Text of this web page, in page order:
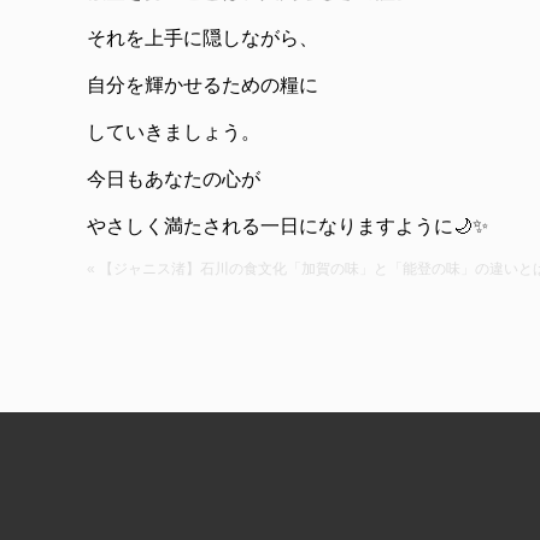
それを上手に隠しながら、
自分を輝かせるための糧に
していきましょう。
今日もあなたの心が
やさしく満たされる一日になりますように🌙✨
« 【ジャニス渚】石川の食文化「加賀の味」と「能登の味」の違いと